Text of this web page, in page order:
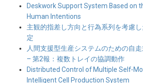
Deskwork Support System Based on
Human Intentions
主観的指差し方向と行為系列を考慮
定
人間支援型生産システムのための自
– 第2報：複数トレイの協調動作
Distributed Control of Multiple Self-
Intelligent Cell Production System